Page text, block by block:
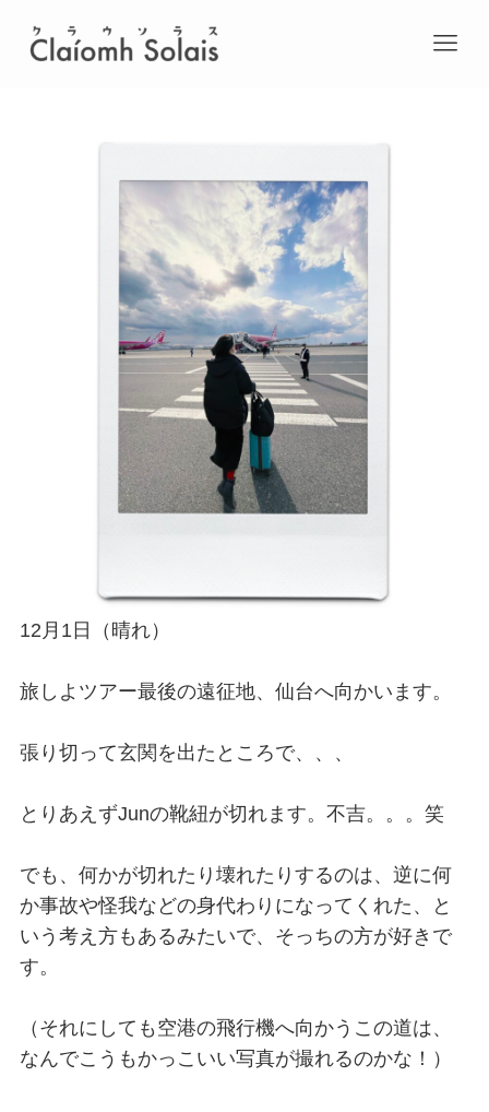
12月1日（晴れ）
旅しよツアー最後の遠征地、仙台へ向かいます。
張り切って玄関を出たところで、、、
とりあえずJunの靴紐が切れます。不吉。。。笑
でも、何かが切れたり壊れたりするのは、逆に何
か事故や怪我などの身代わりになってくれた、と
いう考え方もあるみたいで、そっちの方が好きで
す。
（それにしても空港の飛行機へ向かうこの道は、
なんでこうもかっこいい写真が撮れるのかな！）